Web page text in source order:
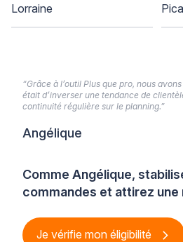
Lorraine
Comme Angélique,
commandes et attirez une
Je vérifie mon éligibilité
“Grâce à l’outil Plus que pro, nous
était d’inverser une tendance de
continuité régulière sur le planning.”
Angélique